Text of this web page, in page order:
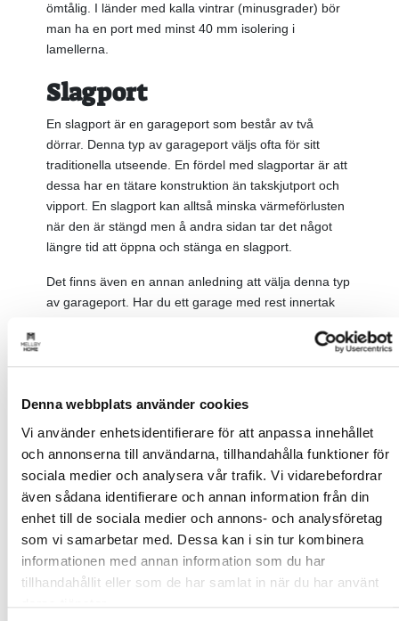
Denna webbplats använder cookies
Vi använder enhetsidentifierare för att anpassa innehållet
och annonserna till användarna, tillhandahålla funktioner för
sociala medier och analysera vår trafik. Vi vidarebefordrar
även sådana identifierare och annan information från din
enhet till de sociala medier och annons- och analysföretag
som vi samarbetar med. Dessa kan i sin tur kombinera
informationen med annan information som du har
tillhandahållit eller som de har samlat in när du har använt
ömtålig. I länder med kalla vintrar (minusgrader) bör
man ha en port med minst 40 mm isolering i
lamellerna.
Slagport
En slagport är en garageport som består av två
dörrar. Denna typ av garageport väljs ofta för sitt
traditionella utseende. En fördel med slagportar är att
dessa har en tätare konstruktion än takskjutport och
vipport. En slagport kan alltså minska värmeförlusten
när den är stängd men å andra sidan tar det något
längre tid att öppna och stänga en slagport.
Det finns även en annan anledning att välja denna typ
av garageport. Har du ett garage med rest innertak
extra höjd som det medför är slagporten ett bra val.
Du slipper då ha skenor i taket som stjäl takhöjd.
Du bör dock ha i åtanke att en slagport alltid behöver
öppnas. Vintertid innebär det att eventuell snö
behöver skottas undan för att porten ska kunna
öppnas. Slagportar är mycket svåra att motorisera och
det kan upplevas som en krånglig process att öppna
först den ena och sen den andra dörren för att sen
stänga båda. Det kan alltså vara en bra idé att tänka
igenom vad en slagport skulle innebära för dig så att
bilen inte riskerar att stå utanför garaget oftare inuti av